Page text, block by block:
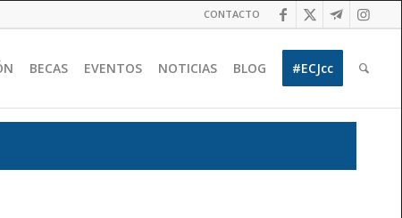
CONTACTO
BECAS EVENTOS NOTICIAS BLOG #ECJcc